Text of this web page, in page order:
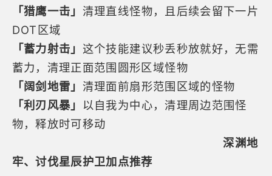
「猎鹰一击」 清理直线怪物，且后续会留下一片
DOT区域
「蓄力射击」 这个技能建议秒丢秒放就好，无需
蓄力，清理正面范围圆形区域怪物
「阔剑地雷」 清理面前扇形范围区域的怪物
「利刃风暴」
以自我为中心，清理周边范围怪
物，释放时可移动
深渊地
牢、讨伐星辰护卫加点推荐